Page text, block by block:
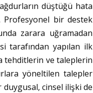
düştüğü hata
Profesyonel bir destek
zarara uğramadan
tarafından yapılan ilk
tehditlerin ve taleplerin
yöneltilen talepler
cinsel ilişki de